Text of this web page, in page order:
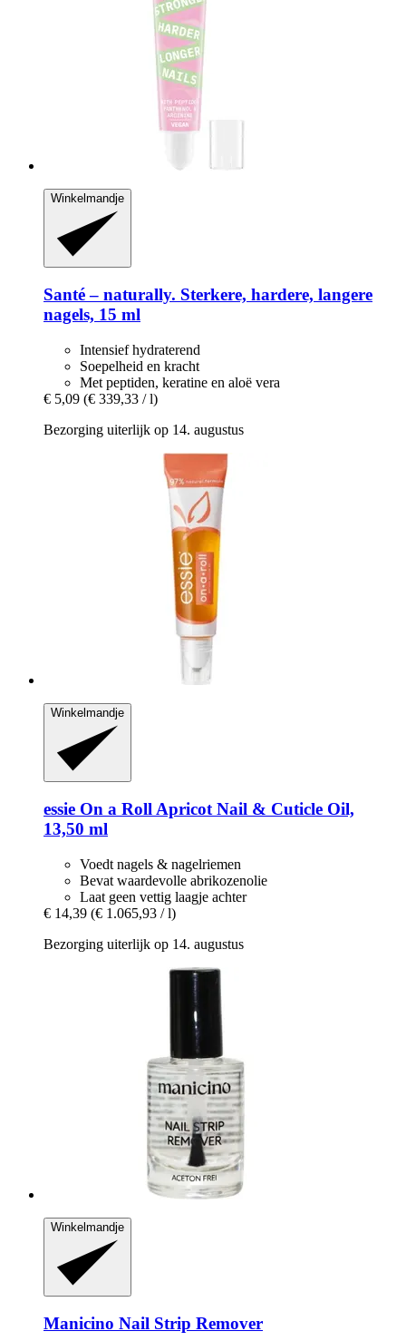
Winkelmandje
Santé – naturally. Sterkere, hardere, langere
nagels, 15 ml
Intensief hydraterend
Soepelheid en kracht
Met peptiden, keratine en aloë vera
€ 5,09 (€ 339,33 / l)
Bezorging uiterlijk op 14. augustus
Winkelmandje
essie On a Roll Apricot Nail & Cuticle Oil,
13,50 ml
Voedt nagels & nagelriemen
Bevat waardevolle abrikozenolie
Laat geen vettig laagje achter
€ 14,39 (€ 1.065,93 / l)
Bezorging uiterlijk op 14. augustus
Winkelmandje
Manicino Nail Strip Remover